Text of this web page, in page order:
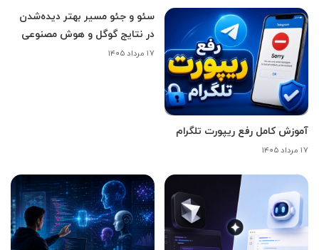
آموزش کامل رفع ریپورت تلگرام
۱۷ مرداد ۱۴۰۵
سئو و جئو مسیر بهتر دیده‌شدن
در نتایج گوگل و هوش مصنوعی
۱۷ مرداد ۱۴۰۵